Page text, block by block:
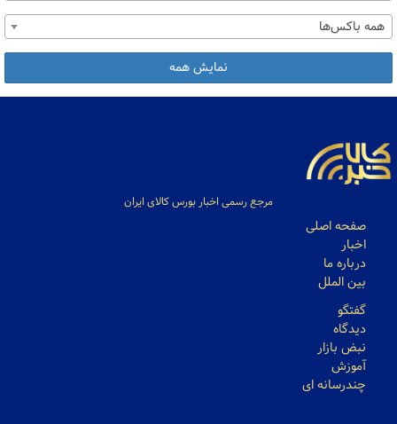
همه باکس‌ها
نمایش همه
مرجع رسمی اخبار بورس کالای ایران
صفحه اصلی
اخبار
درباره ما
بین الملل
گفتگو
دیدگاه
نبض بازار
آموزش
چندرسانه ای